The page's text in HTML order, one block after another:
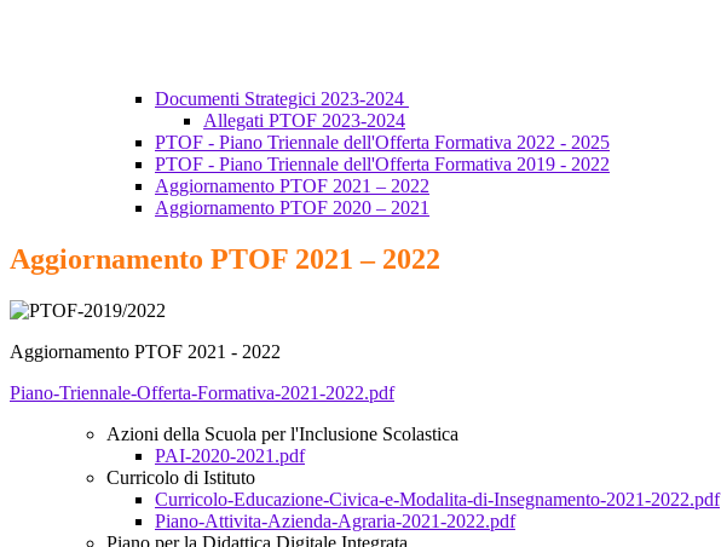
Documenti Strategici 2023-2024
Allegati PTOF 2023-2024
PTOF - Piano Triennale dell'Offerta Formativa 2022 - 2025
PTOF - Piano Triennale dell'Offerta Formativa 2019 - 2022
Aggiornamento PTOF 2021 – 2022
Aggiornamento PTOF 2020 – 2021
Aggiornamento PTOF 2021 – 2022
Aggiornamento PTOF 2021 - 2022
Piano-Triennale-Offerta-Formativa-2021-2022.pdf
Azioni della Scuola per l'Inclusione Scolastica
PAI-2020-2021.pdf
Curricolo di Istituto
Curricolo-Educazione-Civica-e-Modalita-di-Insegnamento-2021-2022.pdf
Piano-Attivita-Azienda-Agraria-2021-2022.pdf